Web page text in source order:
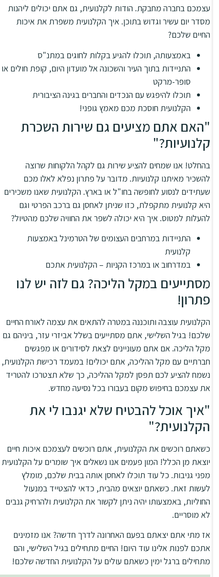
עצמכם בחברה מחבקת. הודות לקלנועית, גם אתם יכולים ליהנות
מסדר יום עשיר וגדוש בתוכן. איך הקלנועית משפרת את איכות
החיים שלכם?
באמצעותה, תוכלו להגיע בקלות לחוגים במתנ"ס
התניידות בתוך העיר והשכונה אל מועדון היום, קופת חולים או
סופר-מרקט
תוכלו להיפגש עם הנכדים והחברים בגינה הציבורית
הקלנועית חוסכת מכם מאמץ גופני!
"האם אתם מציעים גם שירות השכרת
קלנועיות?"
בהחלט! אנו שמחים להציע שירות גם לקהל הלקוחות שרוצה
להשכיר מאיתנו קלנועיות. מדובר על פתרון נפלא לאלו מכם
שעתידים לנסוע לחופשה בחו"ל או בארץ. הקלנועית שאנו משכירים
היא קלנועית מתקפלת, כזו שניתן לאחסן גם ברכב הפרטי וגם
להעלות למטוס. איך היא יכולה לשפר את החוויה שלכם מהטיול?
התניידות במרחבים העצומים של הטרמינל באמצעות
קלנועית
במדרחוב או במרכז הקניות – הקלנועית אתכם
מסתייעים במקל הליכה? גם לזה יש לנו
פתרון!
הקלנועית עוצבה ותוכננה במטרה להתאים את עצמה לאורח החיים
שלכם! בגיל השלישי, אתם מסתייעים בשלל אביזרי עזר, ביניהם גם
מקל הליכה. אם אתם מעוניינים לצאת לסידורים או מפגשים
חברתיים עם מקל ההליכה, אתם יכולים! במעמד רכישת הקלנועית,
נשמח להציע לכם תפסן למקל ההליכה, כך שלא תצטרכו להטריד
את עצמכם בחיפוש מקום בעבורו בכל נסיעה מחדש.
"איך אוכל להבטיח שלא יגנבו לי את
הקלנועית?"
כשאתם רוכשים את הקלנועית, אתם רוכשים לעצמכם איכות חיים
יוצאת מן הכלל! המון פעמים אנו נשאלים איך שומרים על הקלנועית
מפני גניבות. כל עוד תוכלו לאחסן אותה בבית שלכם, מומלץ
לעשות זאת. כשאתם יוצאים מהבית, כדאי להצטייד במנעול
החוליות, באמצעותו יהיה ניתן לקשור את הקלנועית ולהרחיק גנבים
לא מוסריים.
אז מתי אתם יצאתם בפעם האחרונה לדרך חדשה? אנו מזמינים
אתכם לפנות אלינו עוד היום! החיים מתחילים בגיל השלישי, והם
מתחילים ברגל ימין כשאתם עולים על הקלנועית החדשה שלכם!